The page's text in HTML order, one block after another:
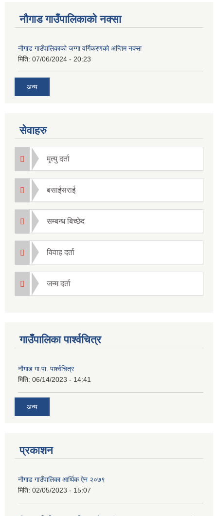
नौगाड गाउँपालिकाको नक्सा
नौगाड गाउँपालिकाको जग्गा वर्गिकरणको अन्तिम नक्सा
मिति: 07/06/2024 - 20:23
अन्य
सेवाहरु
मृत्यु दर्ता
बसाईसराई
सम्बन्ध बिच्छेद
विवाह दर्ता
जन्म दर्ता
गाउँपालिका पार्श्वचित्र
नौगाड गा.पा. पार्श्वचित्र
मिति: 06/14/2023 - 14:41
अन्य
प्रकाशन
नौगाड गाउँपालिका आर्थिक ऐन २०७९
मिति: 02/05/2023 - 15:07